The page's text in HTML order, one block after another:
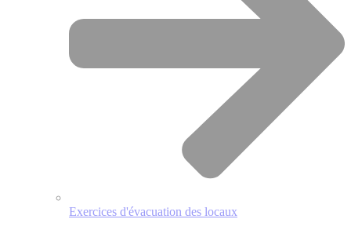
Exercices d'évacuation des locaux